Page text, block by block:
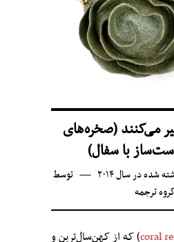
می‌کنند (صخره‌های
با سفال)
شده در سال ۲۰۱۴
توسط
ترجمه
coral) که از کهن‌سال‌ترین و